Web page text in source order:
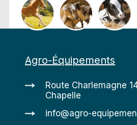
Agro-Équipements
Route Charlemagne
Chapelle
info@agro-